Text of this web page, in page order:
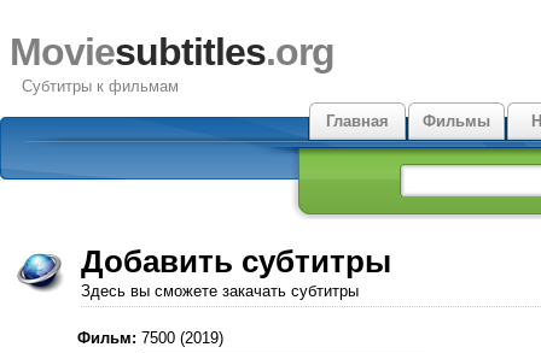
Moviesubtitles.org
Субтитры к фильмам
Главная
Фильмы
Добавить субтитры
Здесь вы сможете закачать субтитры
Фильм: 7500 (2019)